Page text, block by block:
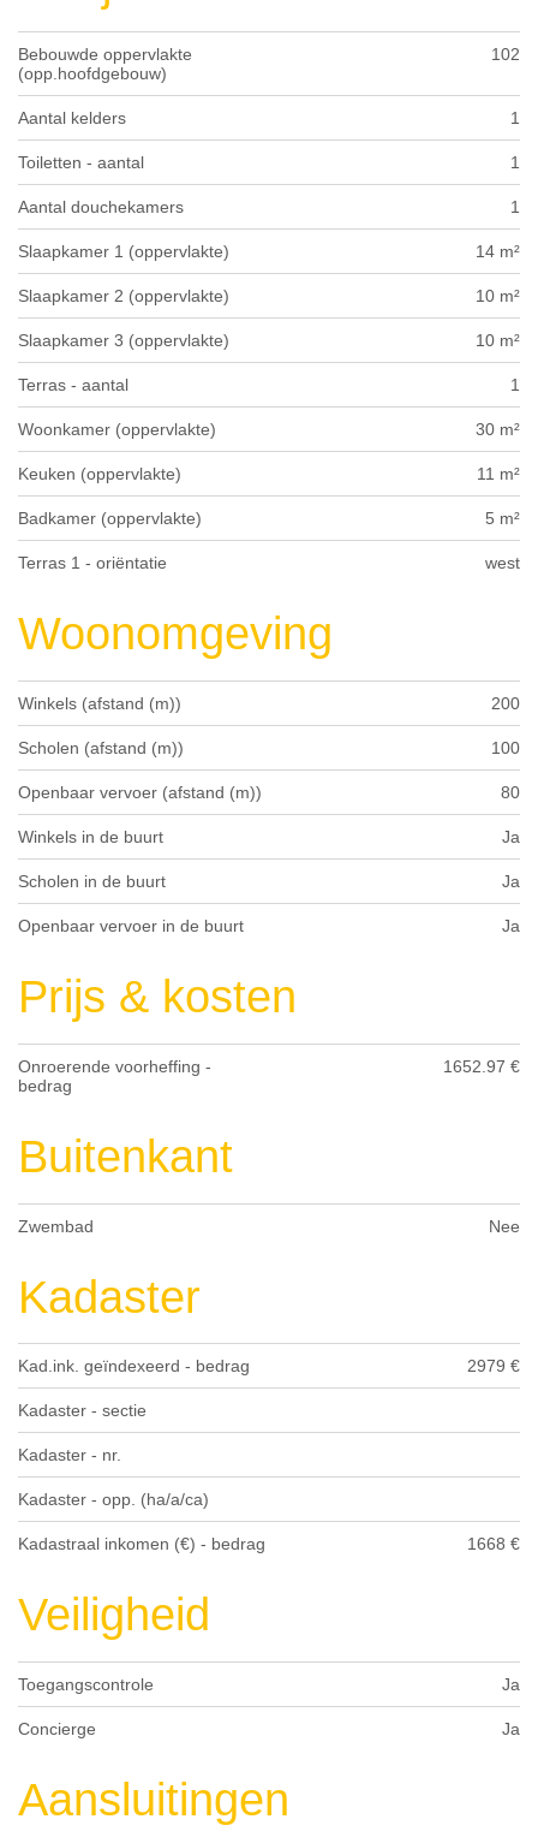
Bebouwde oppervlakte
(opp.hoofdgebouw)
102
Aantal kelders 1
Toiletten - aantal 1
Aantal douchekamers 1
Slaapkamer 1 (oppervlakte) 14 m²
Slaapkamer 2 (oppervlakte) 10 m²
Slaapkamer 3 (oppervlakte) 10 m²
Terras - aantal 1
Woonkamer (oppervlakte) 30 m²
Keuken (oppervlakte) 11 m²
Badkamer (oppervlakte) 5 m²
Terras 1 - oriëntatie west
Woonomgeving
Winkels (afstand (m)) 200
Scholen (afstand (m)) 100
Openbaar vervoer (afstand (m)) 80
Winkels in de buurt Ja
Scholen in de buurt Ja
Openbaar vervoer in de buurt Ja
Prijs & kosten
Onroerende voorheffing -
bedrag
1652.97 €
Buitenkant
Zwembad Nee
Kadaster
Kad.ink. geïndexeerd - bedrag 2979 €
Kadaster - sectie
Kadaster - nr.
Kadaster - opp. (ha/a/ca)
Kadastraal inkomen (€) - bedrag 1668 €
Veiligheid
Toegangscontrole Ja
Concierge Ja
Aansluitingen